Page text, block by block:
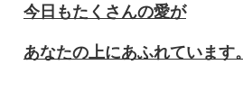
今日もたくさんの愛が
あなたの上にあふれています。